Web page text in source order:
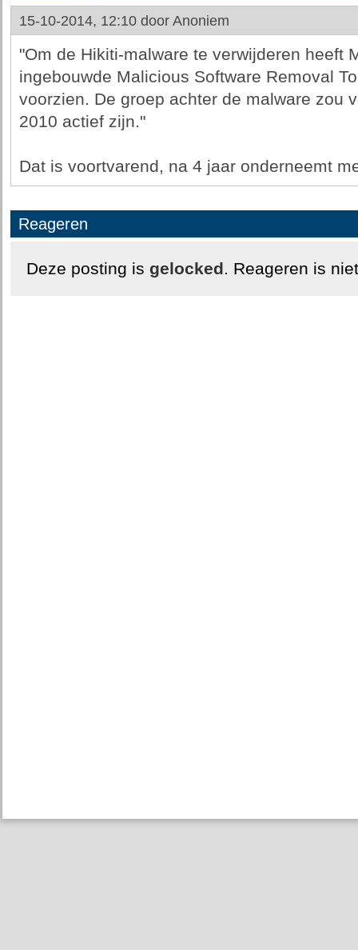
15-10-2014, 12:10 door Anoniem
"Om de Hikiti-malware te verwijderen heeft
ingebouwde Malicious Software Removal
voorzien. De groep achter de malware zou
2010 actief zijn."
Dat is voortvarend, na 4 jaar onderneemt
Reageren
Deze posting is gelocked. Reageren is